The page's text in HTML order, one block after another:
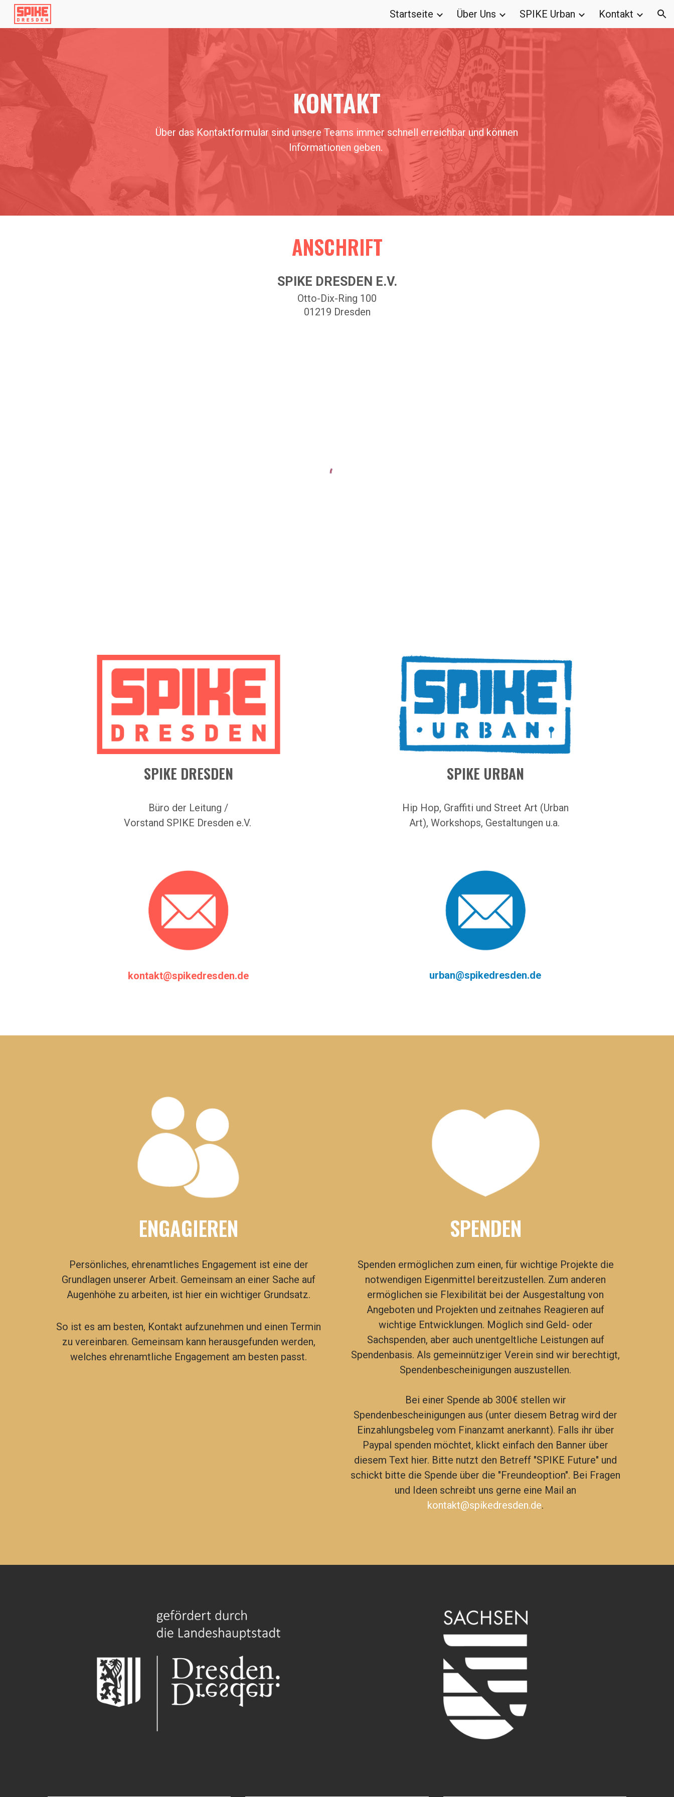
Skip to navigation
Startseite Über Uns SPIKE Urban Kontakt
KONTAKT
Über das Kontaktformular sind unsere Teams immer schnell erreichbar und können
Informationen geben.
ANSCHRIFT
SPIKE DRESDEN E.V.
Otto-Dix-Ring 100
01219 Dresden
SPIKE DRESDEN
Büro der Leitung /
Vorstand SPIKE Dresden e.V.
SPIKE URBAN
Hip Hop, Graffiti und Street Art (Urban
Art), Workshops, Gestaltungen u.a.
kontakt@spikedresden.de urban@spikedresden.de
ENGAGIEREN
Persönliches, ehrenamtliches Engagement ist eine der
Grundlagen unserer Arbeit. Gemeinsam an einer Sache auf
Augenhöhe zu arbeiten, ist hier ein wichtiger Grundsatz.
So ist es am besten, Kontakt aufzunehmen und einen Termin
zu vereinbaren. Gemeinsam kann herausgefunden werden,
welches ehrenamtliche Engagement am besten passt.
SPENDEN
Spenden ermöglichen zum einen, für wichtige Projekte die
notwendigen Eigenmittel bereitzustellen. Zum anderen
ermöglichen sie Flexibilität bei der Ausgestaltung von
Angeboten und Projekten und zeitnahes Reagieren auf
wichtige Entwicklungen. Möglich sind Geld- oder
Sachspenden, aber auch unentgeltliche Leistungen auf
Spendenbasis. Als gemeinnütziger Verein sind wir berechtigt,
Spendenbescheinigungen auszustellen.
Bei einer Spende ab 300€ stellen wir
Spendenbescheinigungen aus (unter diesem Betrag wird der
Einzahlungsbeleg vom Finanzamt anerkannt). Falls ihr über
Paypal spenden möchtet, klickt einfach den Banner über
diesem Text hier. Bitte nutzt den Betreff "SPIKE Future" und
schickt bitte die Spende über die "Freundeoption". Bei Fragen
und Ideen schreibt uns gerne eine Mail an
kontakt@spikedresden.de.